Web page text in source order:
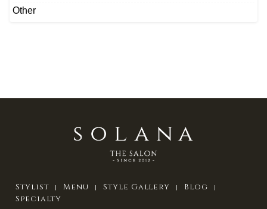
Other
Stylist Menu Style Gallery
Blog
Specialty